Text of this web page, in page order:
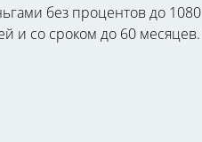
без процентов до 1080
и со сроком до 60 месяцев.